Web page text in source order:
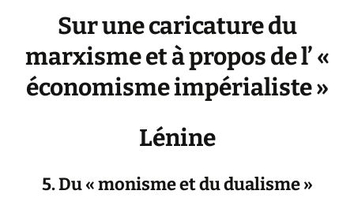
Sur une caricature du
marxisme et à propos de l’ «
économisme impérialiste »
Lénine
5. Du « monisme et du dualisme »